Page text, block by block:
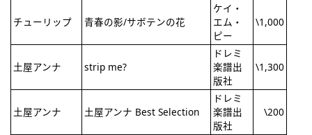
チューリップ 青春の影/サボテンの花
ケイ・
エム・
ピー
\1,000
土屋アンナ strip me?
ドレミ
楽譜出
版社
\1,300
土屋アンナ 土屋アンナ Best Selection
ドレミ
楽譜出
版社
\200